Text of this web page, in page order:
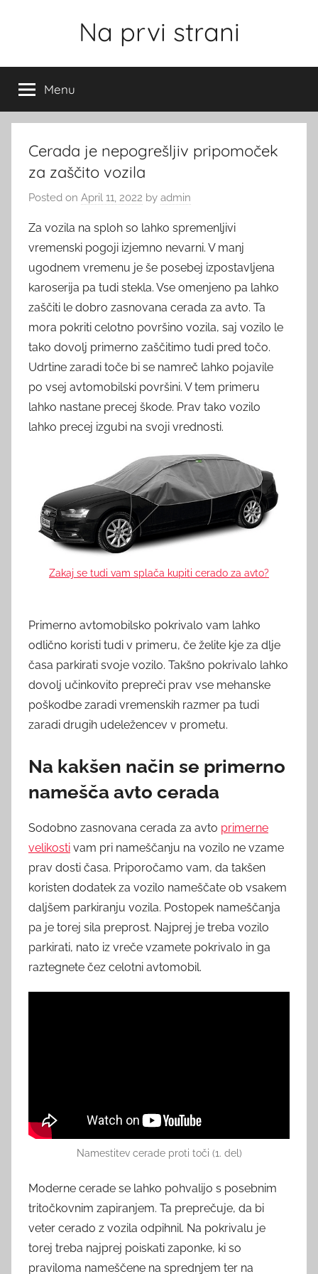
Na prvi strani
Menu
Cerada je nepogrešljiv pripomoček
za zaščito vozila
Posted on April 11, 2022 by admin
Za vozila na sploh so lahko spremenljivi
vremenski pogoji izjemno nevarni. V manj
ugodnem vremenu je še posebej izpostavljena
karoserija pa tudi stekla. Vse omenjeno pa lahko
zaščiti le dobro zasnovana cerada za avto. Ta
mora pokriti celotno površino vozila, saj vozilo le
tako dovolj primerno zaščitimo tudi pred točo.
Udrtine zaradi toče bi se namreč lahko pojavile
po vsej avtomobilski površini. V tem primeru
lahko nastane precej škode. Prav tako vozilo
lahko precej izgubi na svoji vrednosti.
Zakaj se tudi vam splača kupiti cerado za avto?
Primerno avtomobilsko pokrivalo vam lahko
odlično koristi tudi v primeru, če želite kje za dlje
časa parkirati svoje vozilo. Takšno pokrivalo lahko
dovolj učinkovito prepreči prav vse mehanske
poškodbe zaradi vremenskih razmer pa tudi
zaradi drugih udeležencev v prometu.
Na kakšen način se primerno
namešča avto cerada
Sodobno zasnovana cerada za avto primerne
velikosti vam pri nameščanju na vozilo ne vzame
prav dosti časa. Priporočamo vam, da takšen
koristen dodatek za vozilo nameščate ob vsakem
daljšem parkiranju vozila. Postopek nameščanja
pa je torej sila preprost. Najprej je treba vozilo
parkirati, nato iz vreče vzamete pokrivalo in ga
raztegnete čez celotni avtomobil.
Namestitev cerade proti toči (1. del)
Moderne cerade se lahko pohvalijo s posebnim
tritočkovnim zapiranjem. Ta preprečuje, da bi
veter cerado z vozila odpihnil. Na pokrivalu je
torej treba najprej poiskati zaponke, ki so
praviloma nameščene na sprednjem ter na